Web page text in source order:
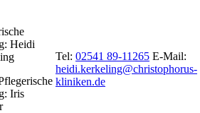
Heidi
Iris
Tel: 02541 89-11265 E-Mail:
heidi.kerkeling@christophorus-
kliniken.de